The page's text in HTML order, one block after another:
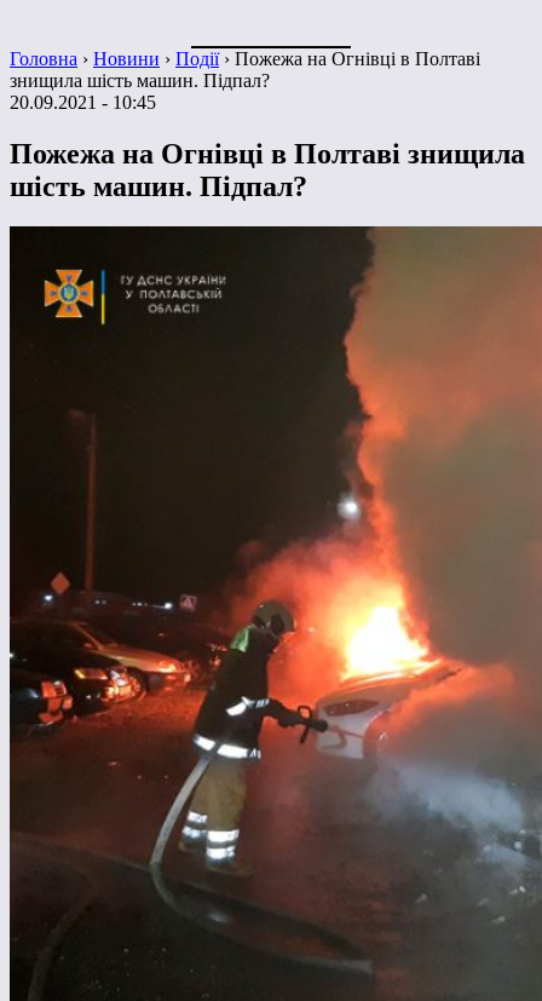
Головна › Новини › Події› Пожежа на Огнівці в Полтаві
знищила шість машин. Підпал?
20.09.2021 - 10:45
Пожежа на Огнівці в Полтаві знищила
шість машин. Підпал?